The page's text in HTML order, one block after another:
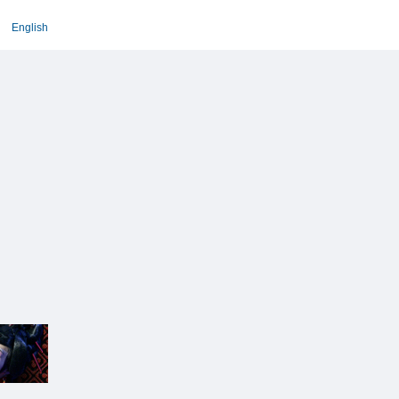
English